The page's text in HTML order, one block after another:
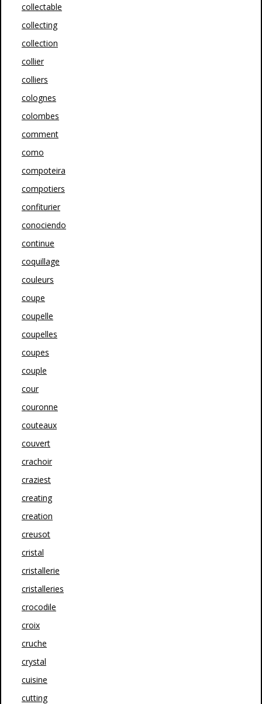
collectable
collecting
collection
collier
colliers
colognes
colombes
comment
como
compoteira
compotiers
confiturier
conociendo
continue
coquillage
couleurs
coupe
coupelle
coupelles
coupes
couple
cour
couronne
couteaux
couvert
crachoir
craziest
creating
creation
creusot
cristal
cristallerie
cristalleries
crocodile
croix
cruche
crystal
cuisine
cutting